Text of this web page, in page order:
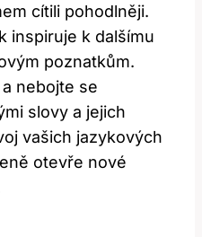
cítili pohodlněji.
inspiruje k dalšímu
poznatkům.
nebojte se
slovy a jejich
vašich jazykových
otevře nové